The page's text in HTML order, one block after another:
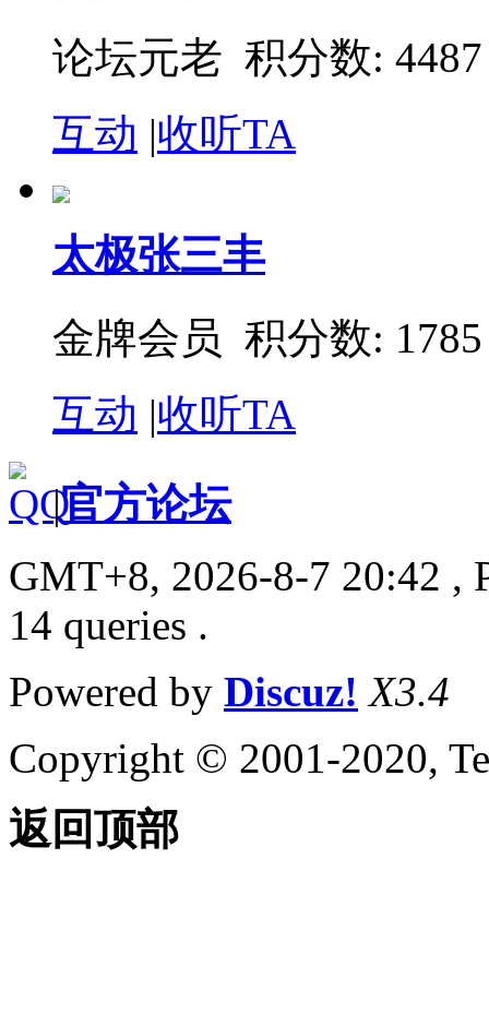
论坛元老 积分数: 4487
互动 |收听TA
太极张三丰
金牌会员 积分数: 1785
互动 |收听TA
|官方论坛
GMT+8, 2026-8-7 20:42 ,
14 queries .
Powered by Discuz! X3.4
Copyright © 2001-2020,
返回顶部